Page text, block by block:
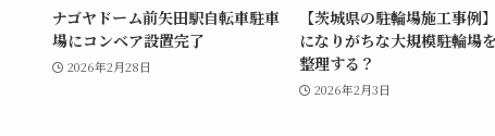
ナゴヤドーム前矢田駅自転車駐車
場にコンベア設置完了
2026年2月28日
【茨城県の駐輪場施工事例
になりがちな大規模駐輪場
整理する？
2026年2月3日